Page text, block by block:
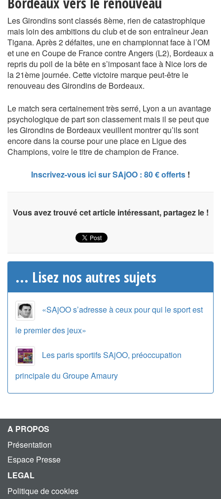
Les Girondins sont classés 8ème, rien de catastrophique
mais loin des ambitions du club et de son entraîneur Jean
Tigana. Après 2 défaites, une en championnat face à l’OM
et une en Coupe de France contre Angers (L2), Bordeaux a
repris du poil de la bête en s’imposant face à Nice lors de
la 21ème journée. Cette victoire marque peut-être le
renouveau des Girondins de Bordeaux.
Le match sera certainement très serré, Lyon a un avantage
psychologique de part son classement mais il se peut que
les Girondins de Bordeaux veuillent montrer qu’ils sont
encore dans la course pour une place en Ligue des
Champions, voire le titre de champion de France.
Inscrivez-vous ici sur SAjOO : 80 € offerts !
Vous avez trouvé cet article intéressant, partagez le !
... Lisez nos autres sujets
«SAjOO s’adresse à ceux pour qui le sport est
le premier des jeux»
Les paris sportifs SAjOO, préoccupation
principale du Groupe Amaury
A PROPOS
Présentation
Espace Presse
LEGAL
Politique de cookies